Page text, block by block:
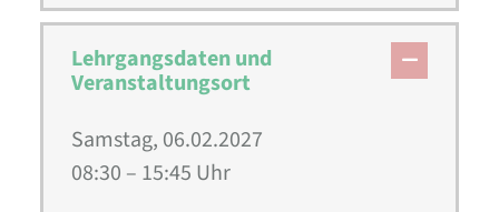
Lehrgangsdaten und
Veranstaltungsort
Samstag, 06.02.2027
08:30 – 15:45 Uhr